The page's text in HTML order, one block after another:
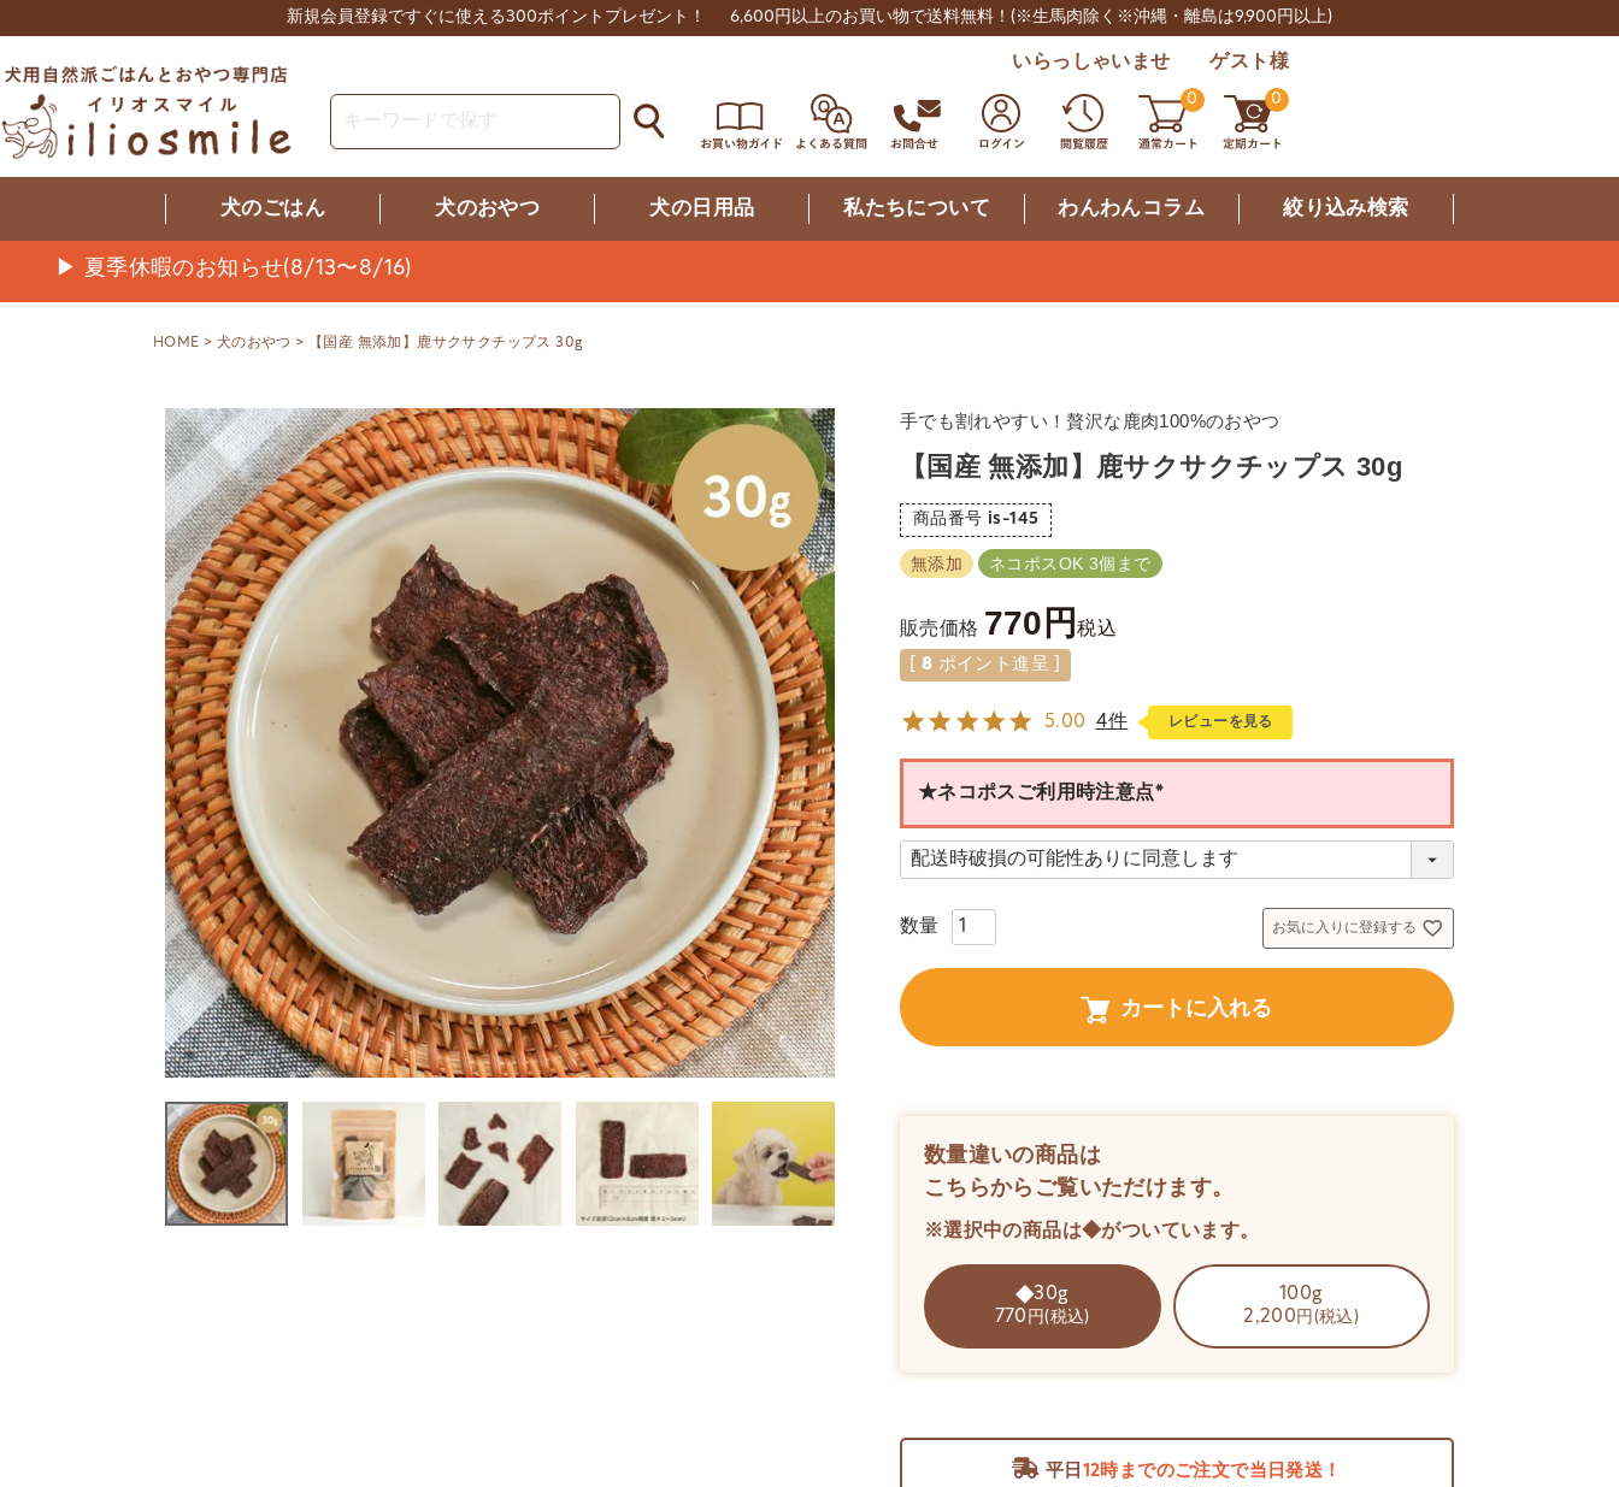
新規会員登録ですぐに使える300ポイントプレゼント！ 6,600円以上のお買い物で送料無料！ (※生馬肉除く※沖縄・離島は9,900円以上)
いらっしゃいませ ゲスト様
0 0
犬のごはん 犬のおやつ 犬の日用品 私たちについて わんわんコラム 絞り込み検索
▶ 夏季休暇のお知らせ(8/13〜8/16)
HOME 犬のおやつ 【国産 無添加】鹿サクサクチップス 30g
手でも割れやすい！贅沢な鹿肉100%のおやつ
【国産 無添加】鹿サクサクチップス 30g
商品番号 is-145
無添加 ネコポスOK 3個まで
販売価格 770 税込
8 ポイント進呈 ]
5.00 4件 レビューを見る
★ネコポスご利用時注意点
(
必
須
お気に入りに登録する
カートに入れる
数量違いの商品は
こちらからご覧いただけます。
※選択中の商品は◆がついています。
30g
770 円(税込)
100g
2,200 円(税込)
平日 12時までのご注文で当日発送！